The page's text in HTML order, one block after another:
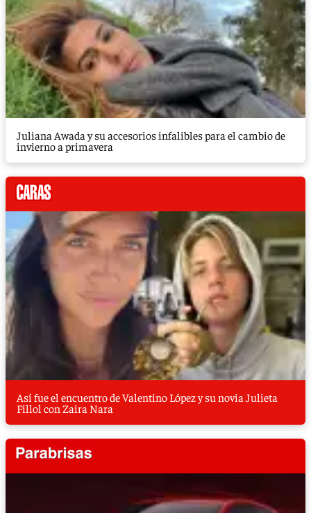
Juliana Awada y su accesorios infalibles para el cambio de
invierno a primavera
Así fue el encuentro de Valentino López y su novia Julieta
Fillol con Zaira Nara